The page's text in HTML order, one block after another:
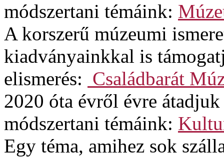
módszertani témáink:
A korszerű múzeumi
kiadványainkkal is
elismerés: Családbarát
2020 óta évről évre
módszertani témáink:
Egy téma, amihez sok